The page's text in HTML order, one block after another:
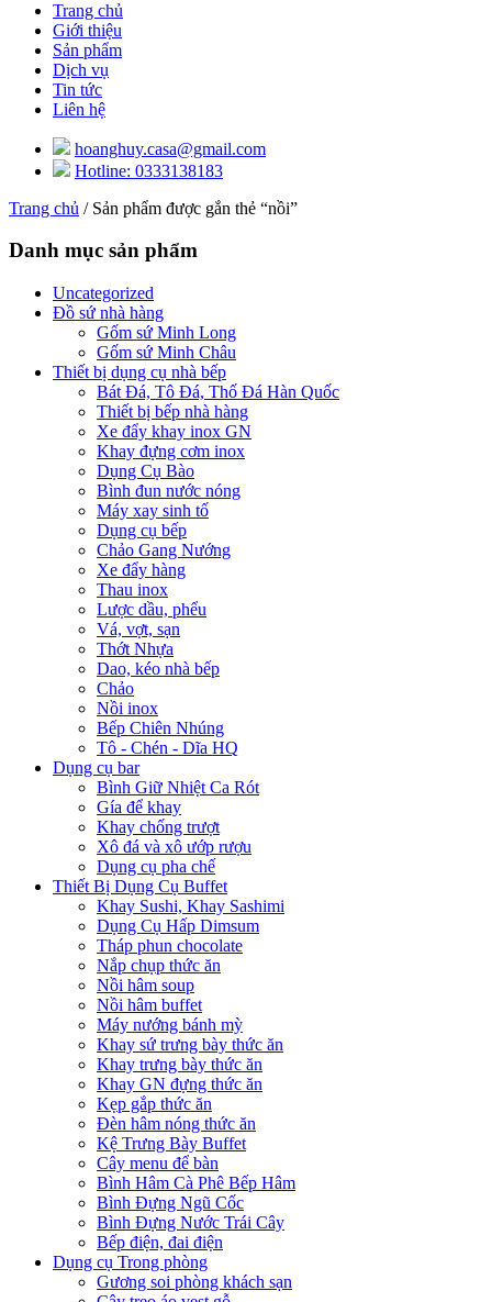
Trang chủ
Giới thiệu
Sản phẩm
Dịch vụ
Tin tức
Liên hệ
hoanghuy.casa@gmail.com
Hotline: 0333138183
Trang chủ / Sản phẩm được gắn thẻ “nồi”
Danh mục sản phẩm
Uncategorized
Đồ sứ nhà hàng
Gốm sứ Minh Long
Gốm sứ Minh Châu
Thiết bị dụng cụ nhà bếp
Bát Đá, Tô Đá, Thố Đá Hàn Quốc
Thiết bị bếp nhà hàng
Xe đẩy khay inox GN
Khay đựng cơm inox
Dụng Cụ Bào
Bình đun nước nóng
Máy xay sinh tố
Dụng cụ bếp
Chảo Gang Nướng
Xe đẩy hàng
Thau inox
Lược dầu, phểu
Vá, vợt, sạn
Thớt Nhựa
Dao, kéo nhà bếp
Chảo
Nồi inox
Bếp Chiên Nhúng
Tô - Chén - Dĩa HQ
Dụng cụ bar
Bình Giữ Nhiệt Ca Rót
Gía để khay
Khay chống trượt
Xô đá và xô ướp rượu
Dụng cụ pha chế
Thiết Bị Dụng Cụ Buffet
Khay Sushi, Khay Sashimi
Dụng Cụ Hấp Dimsum
Tháp phun chocolate
Nắp chụp thức ăn
Nồi hâm soup
Nồi hâm buffet
Máy nướng bánh mỳ
Khay sứ trưng bày thức ăn
Khay trưng bày thức ăn
Khay GN đựng thức ăn
Kẹp gắp thức ăn
Đèn hâm nóng thức ăn
Kệ Trưng Bày Buffet
Cây menu để bàn
Bình Hâm Cà Phê Bếp Hâm
Bình Đựng Ngũ Cốc
Bình Đựng Nước Trái Cây
Bếp điện, đai điện
Dụng cụ Trong phòng
Gương soi phòng khách sạn